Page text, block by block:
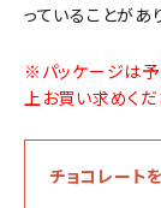
っていることがあ
※パッケージは予
上お買い求めくだ
チョコレート